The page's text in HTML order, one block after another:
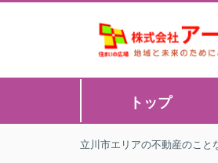
トップ
立川市エリアの不動産のこと